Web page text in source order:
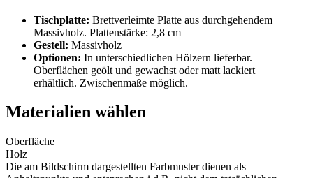
Tischplatte: Brettverleimte Platte aus durchgehendem
Massivholz. Plattenstärke: 2,8 cm
Gestell: Massivholz
Optionen: In unterschiedlichen Hölzern lieferbar.
Oberflächen geölt und gewachst oder matt lackiert
erhältlich. Zwischenmaße möglich.
Materialien wählen
Oberfläche
Holz
Die am Bildschirm dargestellten Farbmuster dienen als